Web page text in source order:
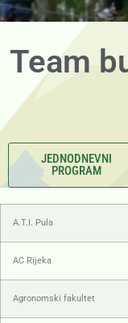
Team
JEDNODNEVNI
PROGRAM
A.T.I. Pula
AC Rijeka
Agronomski fakultet